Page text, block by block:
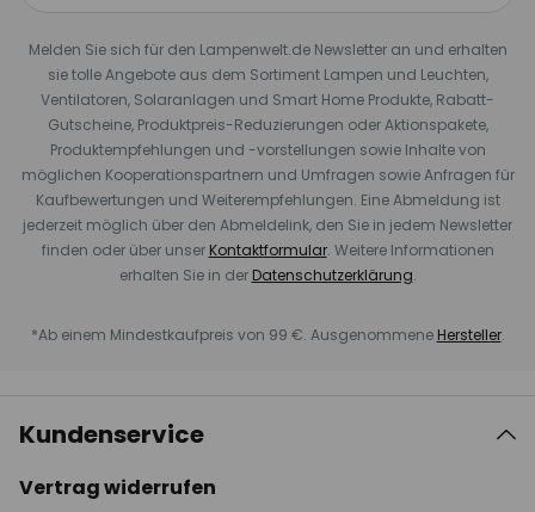
Melden Sie sich für den Lampenwelt.de Newsletter an und erhalten
sie tolle Angebote aus dem Sortiment Lampen und Leuchten,
Ventilatoren, Solaranlagen und Smart Home Produkte, Rabatt-
Gutscheine, Produktpreis-Reduzierungen oder Aktionspakete,
Produktempfehlungen und -vorstellungen sowie Inhalte von
möglichen Kooperationspartnern und Umfragen sowie Anfragen für
Kaufbewertungen und Weiterempfehlungen. Eine Abmeldung ist
jederzeit möglich über den Abmeldelink, den Sie in jedem Newsletter
finden oder über unser Kontaktformular. Weitere Informationen
erhalten Sie in der Datenschutzerklärung.
*Ab einem Mindestkaufpreis von 99 €. Ausgenommene Hersteller.
Kundenservice
Vertrag widerrufen